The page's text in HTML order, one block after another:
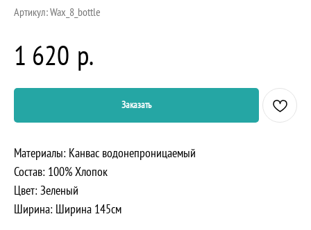
Артикул:Wax_8_bottle
1 620 р.
Заказать
Материалы: Канвас водонепроницаемый
Состав: 100% Хлопок
Цвет: Зеленый
Ширина: Ширина 145см